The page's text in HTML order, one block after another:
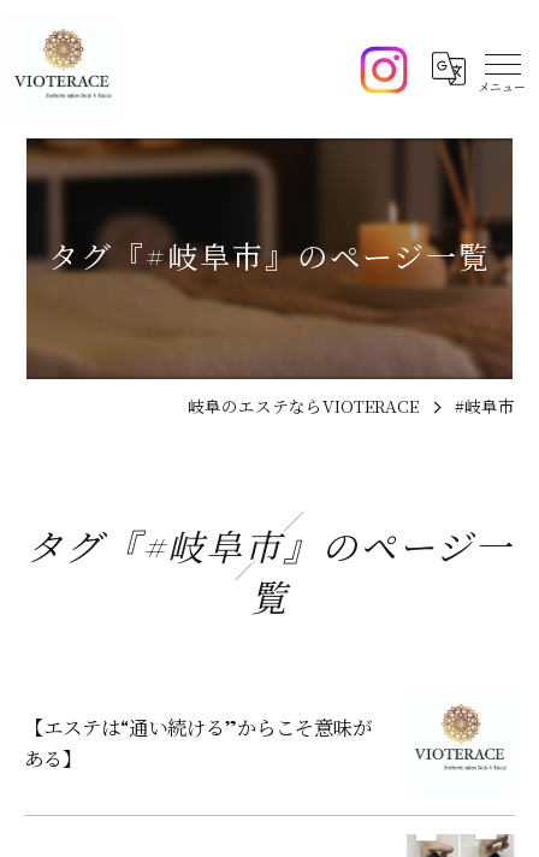
タグ『#岐阜市』のページ一覧
岐阜のエステならVIOTERACE #岐阜市
タグ『#岐阜市』のページ一
覧
【エステは“通い続ける”からこそ意味が
ある】